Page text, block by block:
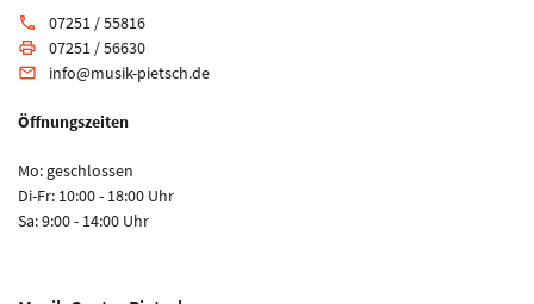
phone 07251 / 55816
print 07251 / 56630
email info@musik-pietsch.de
Öffnungszeiten
Mo: geschlossen
Di-Fr: 10:00 - 18:00 Uhr
Sa: 9:00 - 14:00 Uhr